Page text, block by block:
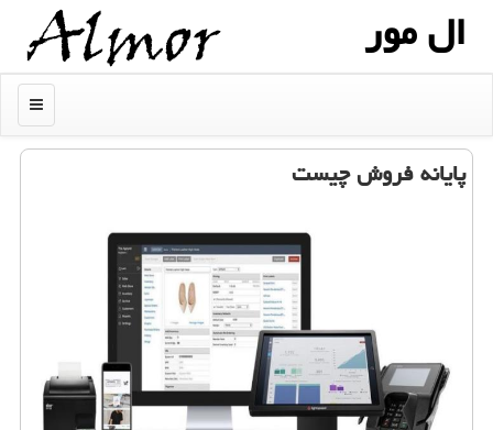
ال مور
منو
پایانه فروش چیست